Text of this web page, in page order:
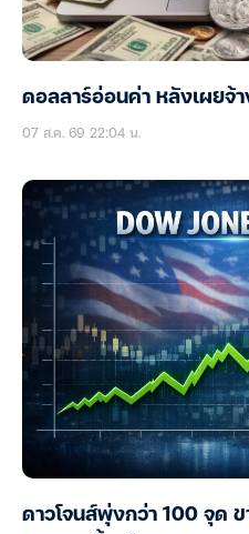
ดอลลาร์อ่อนค่า หลังเผยจ้
07 ส.ค. 69 22:04 น.
ดาวโจนส์พุ่งกว่า 100 จุด